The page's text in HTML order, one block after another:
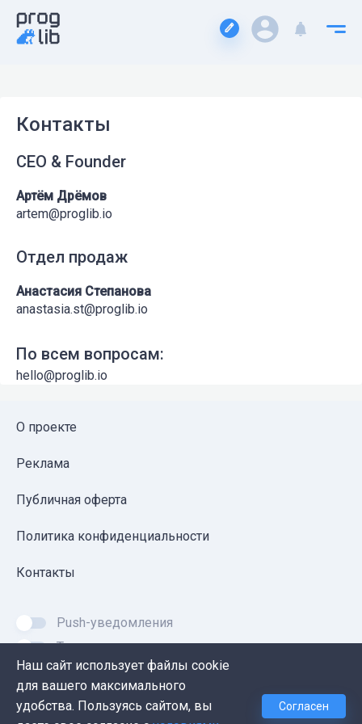
Контакты
CEO & Founder
Артём Дрёмов
artem@proglib.io
Отдел продаж
Анастасия Степанова
anastasia.st@proglib.io
По всем вопросам:
hello@proglib.io
О проекте
Реклама
Публичная оферта
Политика конфиденциальности
Контакты
Push-уведомления
Темная тема
Наш сайт использует файлы cookie
для вашего максимального
удобства. Пользуясь сайтом, вы
Согласен